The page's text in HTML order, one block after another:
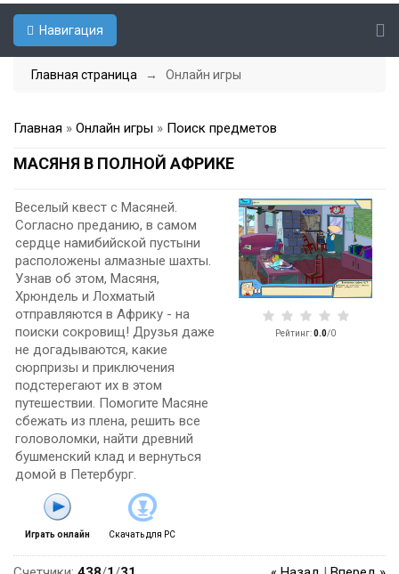
Навигация
Главная страница → Онлайн игры
Главная » Онлайн игры » Поиск предметов
МАСЯНЯ В ПОЛНОЙ АФРИКЕ
Веселый квест с Масяней.
Согласно преданию, в самом
сердце намибийской пустыни
расположены алмазные шахты.
Узнав об этом, Масяня,
Хрюндель и Лохматый
отправляются в Африку - на
поиски сокровищ! Друзья даже
не догадываются, какие
сюрпризы и приключения
подстерегают их в этом
путешествии. Помогите Масяне
сбежать из плена, решить все
головоломки, найти древний
бушменский клад и вернуться
домой в Петербург.
Играть онлайн Скачать для PC
Рейтинг:0.0/0